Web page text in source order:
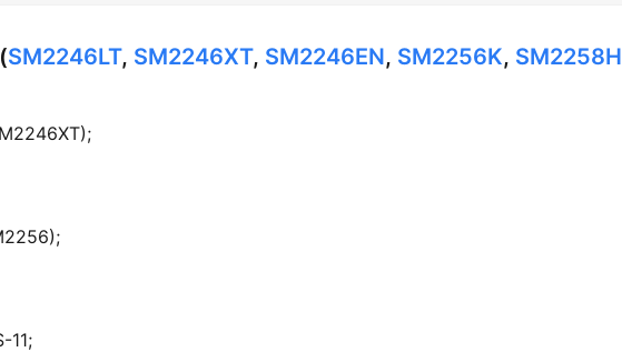
SM2246LT, SM2246XT, SM2246EN, SM2256K, SM2258H
11;